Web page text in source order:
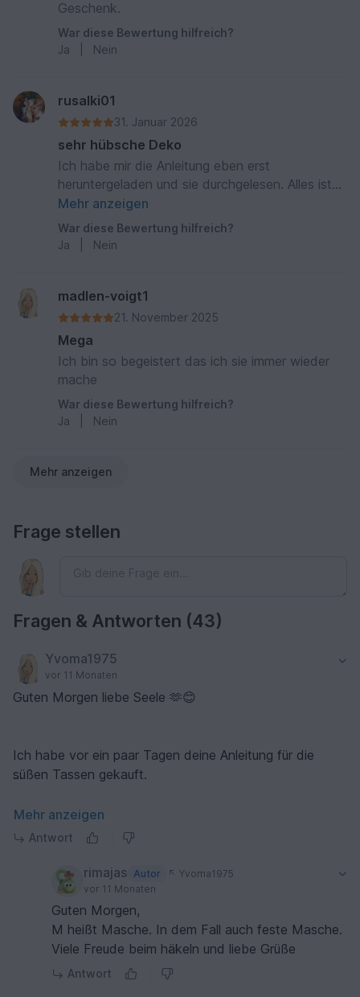
Geschenk.
War diese Bewertung hilfreich?
Ja
Nein
rusalki01
31. Januar 2026
sehr hübsche Deko
Ich habe mir die Anleitung eben erst
heruntergeladen und sie durchgelesen. Alles ist
prima beschrieben, sehr ausführlich und einfach
nachzuarbeiten. Jetzt wird passende Wolle
gesucht und an Geschenke-Tassen gearbeitet.
vorbereitet und muss nur noch zusammen
nähen. Anleitung wirklich topp!!
Mehr anzeigen
War diese Bewertung hilfreich?
Ja
Nein
madlen-voigt1
21. November 2025
Mega
Ich bin so begeistert das ich sie immer wieder
mache
War diese Bewertung hilfreich?
Ja
Nein
Mehr anzeigen
Frage stellen
Fragen & Antworten (43)
Yvoma1975
vor 11 Monaten
Guten Morgen liebe Seele 🫶😊
Ich habe vor ein paar Tagen deine Anleitung für die
süßen Tassen gekauft.
Nun bin ich etwas irritiert, weil Weil die Außenseite der
Tasse von Punkt zwei bis Punkt sieben steht immer ein
fM - feste Maschen
M-?????
Was ist damit gemeint mit dem M? Und wie häkle ich
diese ?
Mehr anzeigen
Antwort
rimajas Autor
Yvoma1975
vor 11 Monaten
Guten Morgen,
M heißt Masche. In dem Fall auch feste Masche.
Viele Freude beim häkeln und liebe Grüße
Antwort